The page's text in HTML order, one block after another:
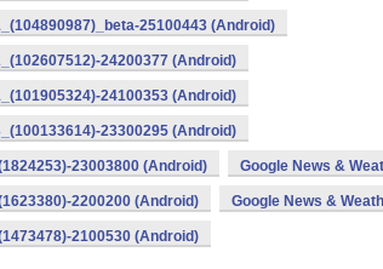
25100443 (Android)
24200377 (Android)
24100353 (Android)
23300295 (Android)
23003800 (Android) Google News &
2200200 (Android) Google News &
2100530 (Android)